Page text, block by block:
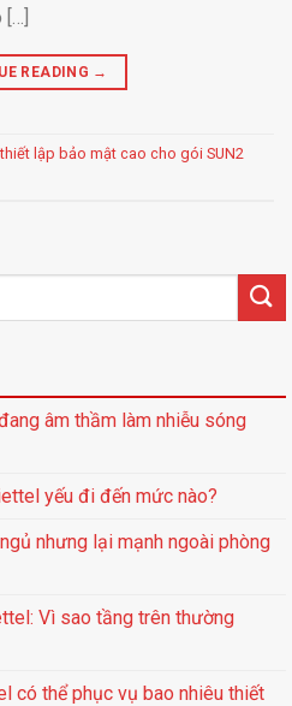
READING →
lập bảo mật cao cho gói SUN2
âm thầm làm nhiễu sóng
yếu đi đến mức nào?
nhưng lại mạnh ngoài phòng
Vì sao tầng trên thường
có thể phục vụ bao nhiêu thiết